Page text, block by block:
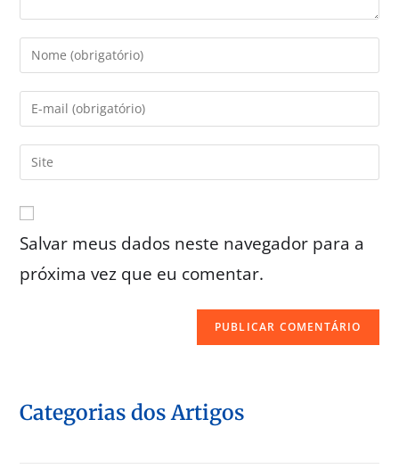
Salvar meus dados neste navegador para a
próxima vez que eu comentar.
Categorias dos Artigos